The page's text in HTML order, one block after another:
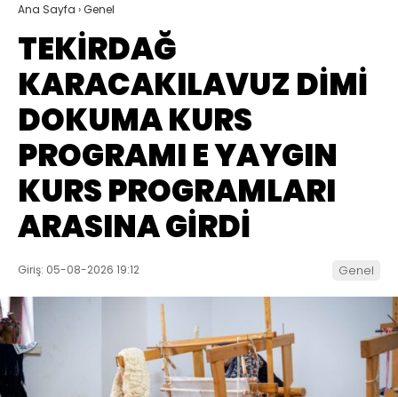
Ana Sayfa ›Genel
TEKİRDAĞ
KARACAKILAVUZ DİMİ
DOKUMA KURS
PROGRAMI E YAYGIN
KURS PROGRAMLARI
ARASINA GİRDİ
Giriş: 05-08-2026 19:12 Genel